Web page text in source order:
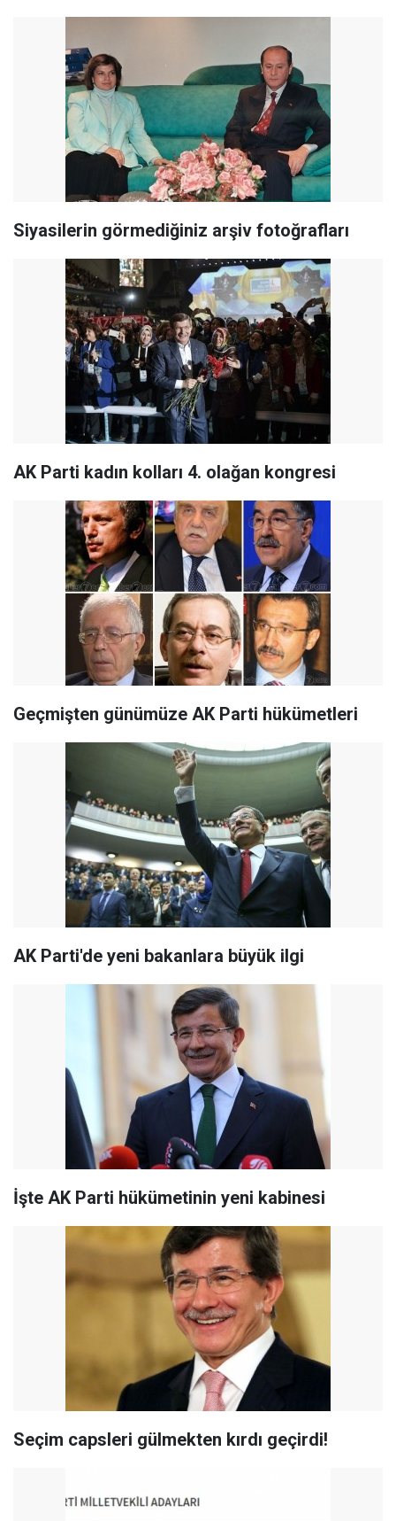
Siyasilerin görmediğiniz arşiv fotoğrafları
AK Parti kadın kolları 4. olağan kongresi
Geçmişten günümüze AK Parti hükümetleri
AK Parti'de yeni bakanlara büyük ilgi
İşte AK Parti hükümetinin yeni kabinesi
Seçim capsleri gülmekten kırdı geçirdi!